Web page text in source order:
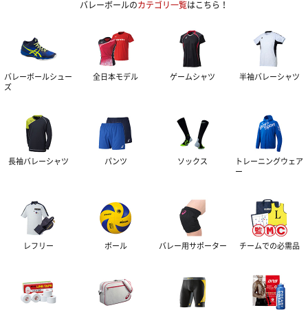
バレーボールのカテゴリ一覧はこちら！
バレーボールシュー
ズ
全日本モデル ゲームシャツ 半袖バレーシャツ
長袖バレーシャツ パンツ ソックス
トレーニングウェア
ー
レフリー ボール バレー用サポーター チームでの必需品